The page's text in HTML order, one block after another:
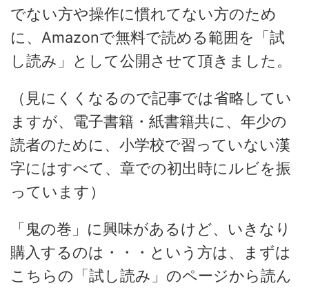
でない方や操作に慣れてない方のため
に、Amazonで無料で読める範囲を「試
し読み」として公開させて頂きました。
（見にくくなるので記事では省略してい
ますが、電子書籍・紙書籍共に、年少の
読者のために、小学校で習っていない漢
字にはすべて、章での初出時にルビを振
っています）
「鬼の巻」に興味があるけど、いきなり
購入するのは・・・という方は、まずは
こちらの「試し読み」のページから読ん